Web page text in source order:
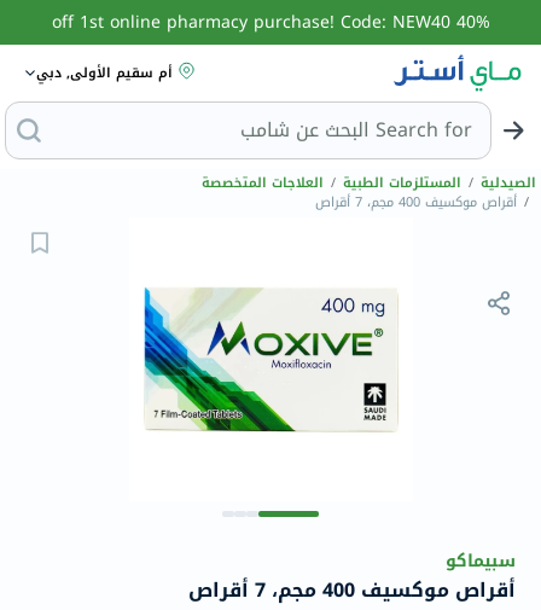
40% off 1st online pharmacy purchase! Code: NEW40
أم سقيم الأولى, دبي
Search for البحث
الصيدلية / المستلزمات الطبية / العلاجات المتخصصة
/ أقراص موكسيف 400 مجم، 7 أقراص
سبيماكو
أقراص موكسيف 400 مجم، 7 أقراص